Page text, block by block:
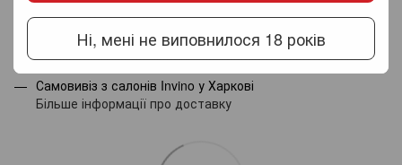
Ні, мені не виповнилося 18 років
Доставка Оплата Гарантія
Новою поштою по Україні - за тарифами перевізника.
Самовивіз з салонів Invino у Харкові
Більше інформації про доставку